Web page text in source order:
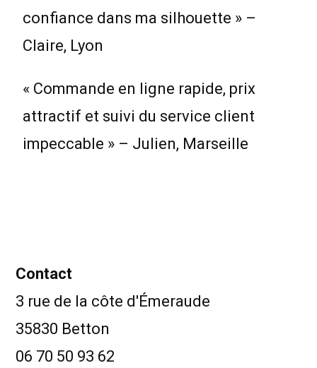
confiance dans ma silhouette » –
Claire, Lyon
« Commande en ligne rapide, prix
attractif et suivi du service client
impeccable » – Julien, Marseille
Contact
3 rue de la côte d'Émeraude
35830 Betton
06 70 50 93 62